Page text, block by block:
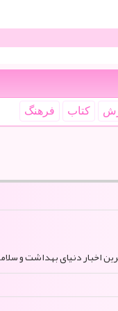
كتاب فرهنگ
اخبار دنیای بهداشت و